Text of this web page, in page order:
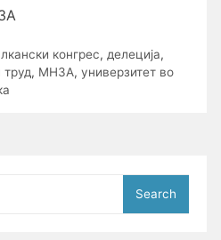
конгрес, делеција,
труд, МНЗА, универзитет во